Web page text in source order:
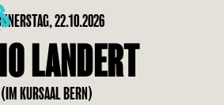
22.10.2026
LANDERT
(IM KURSAAL BERN)